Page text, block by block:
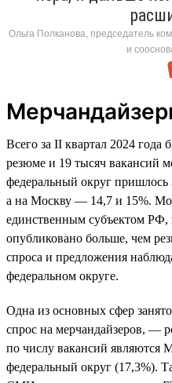
Ольга Полканова, председатель
и
Всего за II квартал 2024 года
резюме и 19 тысяч вакансий
федеральный округ пришлось
а на Москву — 14,7 и 15%.
единственным субъектом РФ,
опубликовано больше, чем
спроса и предложения
федеральном округе.
Одна из основных сфер
спрос на мерчандайзеров, —
по числу вакансий являются
федеральный округ (17,3%).